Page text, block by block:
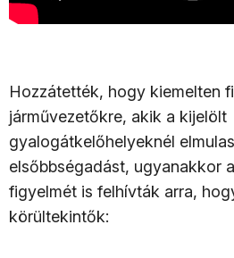
Hozzátették, hogy kiemelten
járművezetőkre, akik a kijelölt
gyalogátkelőhelyeknél
elsőbbségadást, ugyanakkor
figyelmét is felhívták arra,
körültekintők: